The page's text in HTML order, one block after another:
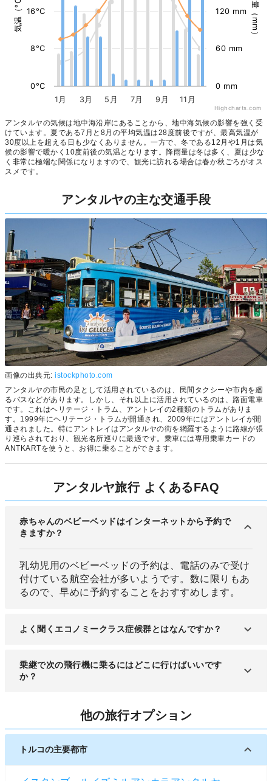
気温（°C） 降水量（mm）
1月 3月 5月 7月 9月 11月
0°C
8°C
16°C
0 mm
60 mm
120 mm
Highcharts.com
アンタルヤの気候は地中海沿岸にあることから、地中海気候の影響を強く受
けています。夏である7月と8月の平均気温は28度前後ですが、最高気温が
30度以上を超える日も少なくありません。一方で、冬である12月や1月は気
候の影響で暖かく10度前後の気温となります。降雨量は冬は多く、夏は少な
く非常に極端な関係になりますので、観光に訪れる場合は春か秋ごろがオス
スメです。
アンタルヤの主な交通手段
画像の出典元: istockphoto.com
アンタルヤの市民の足として活用されているのは、民間タクシーや市内を廻
るバスなどがあります。しかし、それ以上に活用されているのは、路面電車
です。これはヘリテージ・トラム、アントレイの2種類のトラムがありま
す。1999年にヘリテージ・トラムが開通され、2009年にはアントレイが開
通されました。特にアントレイはアンタルヤの街を網羅するように路線が張
り巡らされており、観光名所巡りに最適です。乗車には専用乗車カードの
ANTKARTを使うと、お得に乗ることができます。
アンタルヤ旅行 よくあるFAQ
赤ちゃんのベビーベッドはインターネットから予約で
きますか？
乳幼児用のベビーベッドの予約は、電話のみで受け
付けている航空会社が多いようです。数に限りもあ
るので、早めに予約することをおすすめします。
よく聞くエコノミークラス症候群とはなんですか？
狭い座席などに長時間同じ姿勢で座り続けることで
足の血管内に血栓ができ、それが肺に流れ込んで心
できるといわれています。
乗継で次の飛行機に乗るにはどこに行けばいいです
か？
乗継空港到着後に空港内に表示されている時刻表な
どをご確認ください。
他の旅行オプション
トルコの主要都市